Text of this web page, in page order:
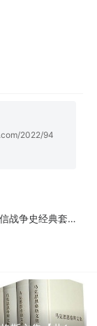
2022/94
典套装【共9册】【epub格式】【29.9MB】【编号：085313】